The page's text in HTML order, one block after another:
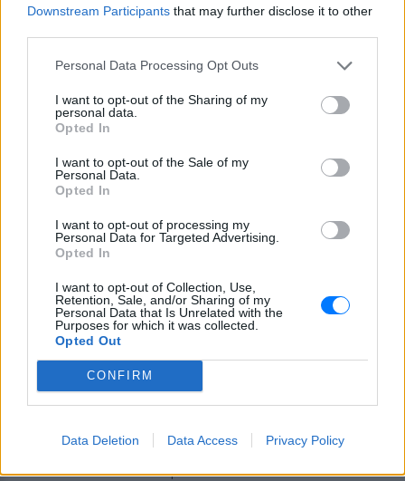
Downstream Participants that may further disclose it to other
Personal Data Processing Opt Outs
I want to opt-out of the Sharing of my
personal data.
Opted In
I want to opt-out of the Sale of my
Personal Data.
Opted In
I want to opt-out of processing my
Personal Data for Targeted Advertising.
Opted In
I want to opt-out of Collection, Use,
Retention, Sale, and/or Sharing of my
Personal Data that Is Unrelated with the
Purposes for which it was collected.
Opted Out
CONFIRM
Data Deletion Data Access Privacy Policy
ΣΤΗΝ ΙΔΙΑ ΚΑΤΗΓΟΡΙΑ
46χρονη για την επίθεση στη
Marfin ‑ η νύχτα της στα
Εκδόθηκε από τη Βρετανία και
Τραγωδία στα Μάλια με νεκρή
μητέρα: Βούτηξε να σώσει τη
παιδιά φώναζαν για βοήθεια
Η νεκροψία-νεκροτομή στη σορό της
αιτία θανάτου - το 3χρονο παιδί της
αναμένεται να παραλάβει σήμερα η
την Ολλανδία